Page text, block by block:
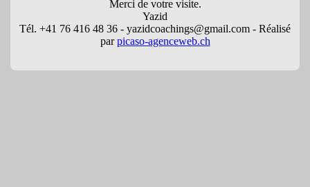
Merci de votre visite.
Yazid
Tél. +41 76 416 48 36 - yazidcoachings@gmail.com - Réalisé
parpicaso-agenceweb.ch